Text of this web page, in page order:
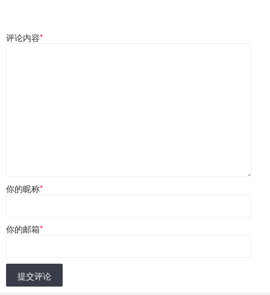
评论内容*
你的昵称*
你的邮箱*
提交评论